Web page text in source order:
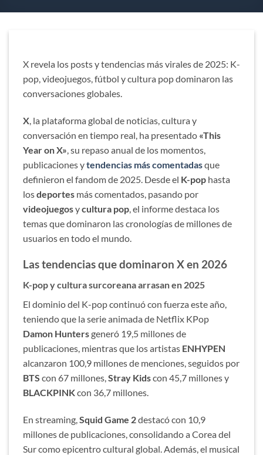
X revela los posts y tendencias más virales de 2025: K-
pop, videojuegos, fútbol y cultura pop dominaron las
conversaciones globales.
X , la plataforma global de noticias, cultura y
conversación en tiempo real, ha presentado «This
Year on X» , su repaso anual de los momentos,
publicaciones ytendencias más comentadasque
definieron el fandom de 2025. Desde el K-pop hasta
losdeportes más comentados, pasando por
videojuegosycultura pop , el informe destaca los
temas que dominaron las cronologías de millones de
usuarios en todo el mundo.
Las tendencias que dominaron X en 2026
K-pop y cultura surcoreana arrasan en 2025
El dominio del K-pop continuó con fuerza este año,
teniendo que la serie animada de Netflix KPop
Damon Huntersgeneró 19,5 millones de
publicaciones, mientras que los artistas ENHYPEN
alcanzaron 100,9 millones de menciones, seguidos por
BTS con 67 millones,Stray Kidscon 45,7 millones y
BLACKPINKcon 36,7 millones.
En streaming, Squid Game 2destacó con 10,9
millones de publicaciones, consolidando a Corea del
Sur como epicentro cultural global. Además, el musical